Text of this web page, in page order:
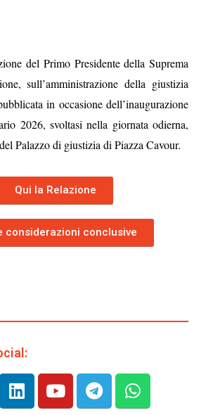
del Primo Presidente della Suprema
sull’amministrazione della giustizia
in occasione dell’inaugurazione
2026, svoltasi nella giornata odierna,
Palazzo di giustizia di Piazza Cavour.
Qui la Relazione
considerazioni conclusive